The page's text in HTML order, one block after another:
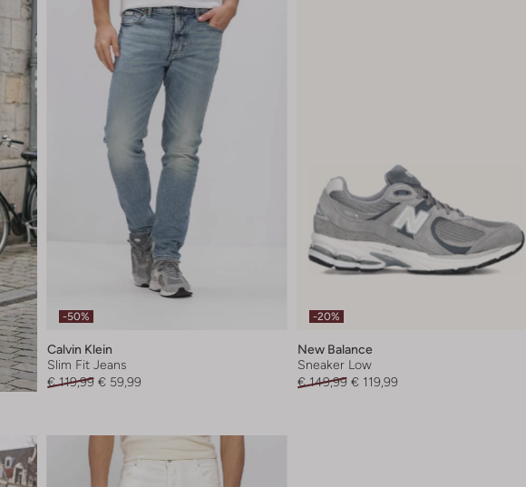
-50%
Calvin Klein
Slim Fit Jeans
€ 119,99 € 59,99
-20%
New Balance
Sneaker Low
€ 149,99 € 119,99